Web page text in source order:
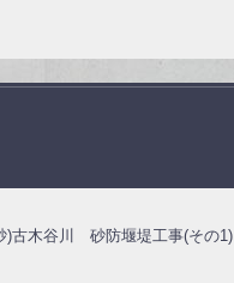
古木谷川 砂防堰堤工事(その1)